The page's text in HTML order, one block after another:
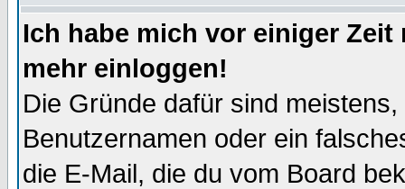
Ich habe mich vor einiger
mehr einloggen!
Die Gründe dafür sind
Benutzernamen oder ein
die E-Mail, die du vom Board